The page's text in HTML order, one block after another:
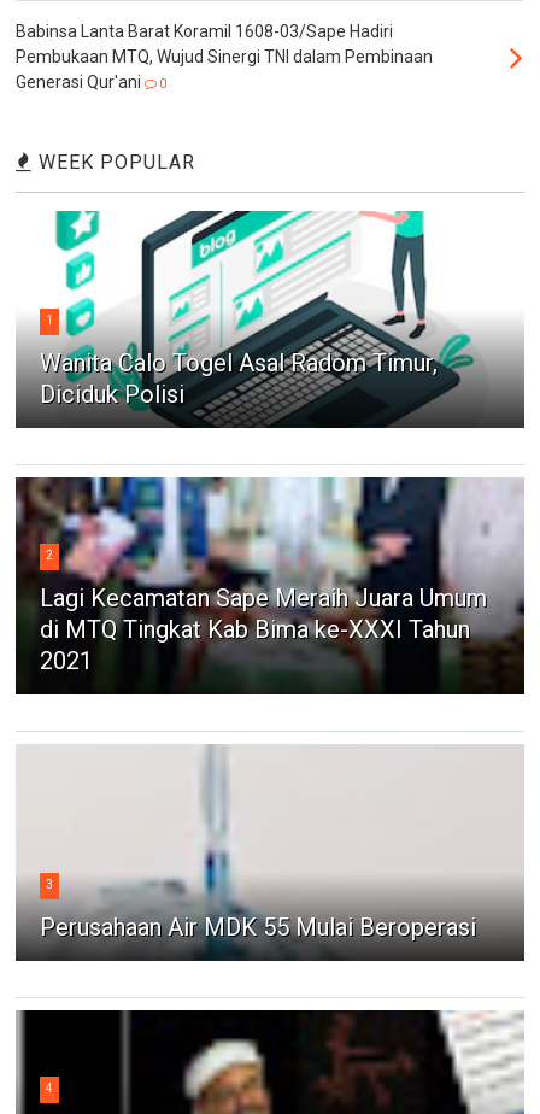
Babinsa Lanta Barat Koramil 1608-03/Sape Hadiri
Pembukaan MTQ, Wujud Sinergi TNI dalam Pembinaan
Generasi Qur'ani
0
WEEK POPULAR
1
Wanita Calo Togel Asal Radom Timur,
Diciduk Polisi
2
Lagi Kecamatan Sape Meraih Juara Umum
di MTQ Tingkat Kab Bima ke-XXXI Tahun
2021
3
Perusahaan Air MDK 55 Mulai Beroperasi
4